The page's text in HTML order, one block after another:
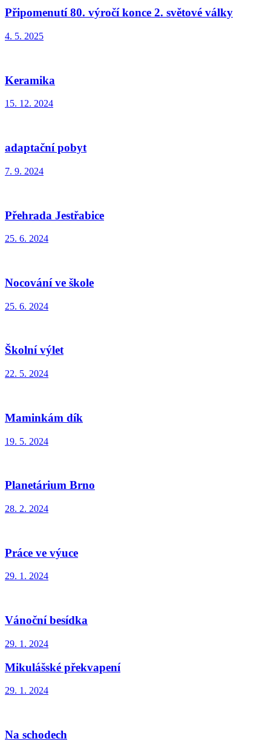
Připomenutí 80. výročí konce 2. světové války
4. 5. 2025
Keramika
15. 12. 2024
adaptační pobyt
7. 9. 2024
Přehrada Jestřabice
25. 6. 2024
Nocování ve škole
25. 6. 2024
Školní výlet
22. 5. 2024
Maminkám dík
19. 5. 2024
Planetárium Brno
28. 2. 2024
Práce ve výuce
29. 1. 2024
Vánoční besídka
29. 1. 2024
Mikulášské překvapení
29. 1. 2024
Na schodech